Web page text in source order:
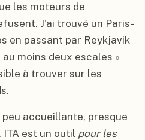
les moteurs de
J'ai trouvé un Paris-
en passant par Reykjavik
moins deux escales »
à trouver sur les
accueillante, presque
est un outil pour les